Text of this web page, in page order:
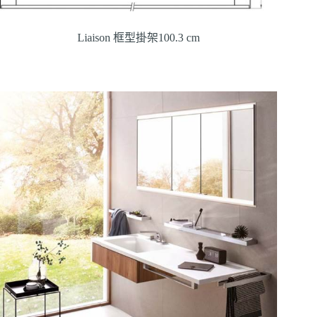
Liaison 框型掛架100.3 cm